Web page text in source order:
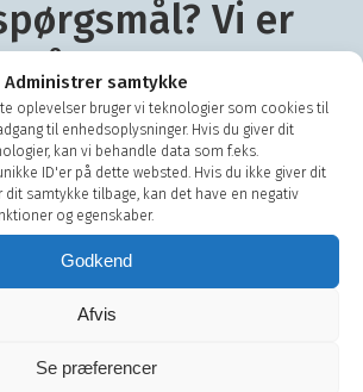
Administrer samtykke
oplevelser bruger vi teknologier som cookies til
til enhedsoplysninger. Hvis du giver dit
kan vi behandle data som f.eks.
ID'er på dette websted. Hvis du ikke giver dit
samtykke tilbage, kan det have en negativ
og egenskaber.
Godkend
Afvis
Se præferencer
Vi er
råd og
her på siden eller kontakt os
hvis du har spørgsmål eller ønsker
er også i kontakt med vores